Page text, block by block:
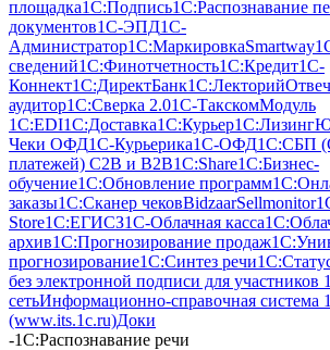
площадка1С:Подпись1С:Распознавание
документов1С-ЭПД1С-
Администратор1С:МаркировкаSmartway
сведений1С:Финотчетность1С:Кредит1С-
Коннект1С:ДиректБанк1С:Лекторий
аудитор1С:Сверка 2.01С-ТакскомМодуль
1C:EDI1С:Доставка1С:Курьер1С:Лизинг
Чеки ОФД1С-Курьерика1С-ОФД1С:СБП
платежей) C2B и B2B1С:Share1С:Бизнес-
обучение1С:Обновление программ
заказы1С:Сканер чековBidzaarSellmonitor
Store1С:ЕГИСЗ1С-Облачная касса
архив1С:Прогнозирование продаж
прогнозирование1С:Синтез речи
без электронной подписи для участников
сетьИнформационно-справочная
(www.its.1c.ru)Доки
-1С:Распознавание речи